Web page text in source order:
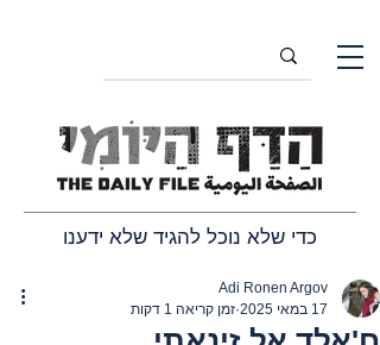
כדי שלא נוכל להגיד שלא ידענו
Adi Ronen Argov
17 במאי 2025
זמן קריאה 1 דקות